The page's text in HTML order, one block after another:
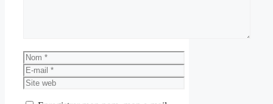
Nom
E-
mail
Site
web